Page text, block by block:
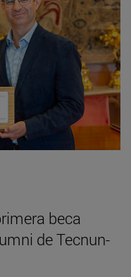
beca
de Tecnun-